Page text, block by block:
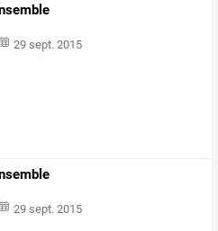
29 sept. 2015
29 sept. 2015